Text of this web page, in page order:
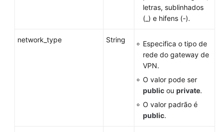
de
letras, sublinhados
(_) e hifens (-).
network_type String
Especifica o tipo de
rede do gateway de
VPN.
O valor pode ser
public ou private.
O valor padrão é
public.